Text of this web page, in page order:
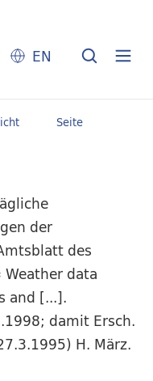
EN
Seite
der
des
data
and [...].
damit Ersch.
H. März.